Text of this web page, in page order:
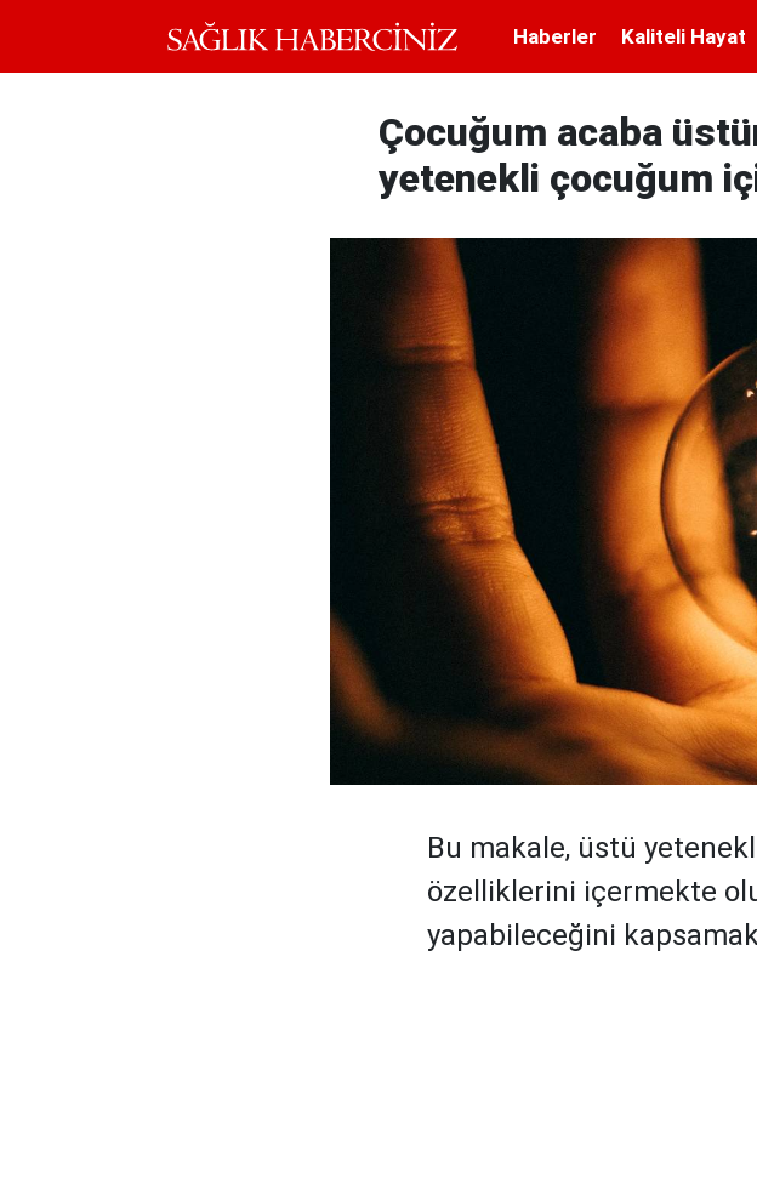
Haberler Kaliteli Hayat
Çocuğum acaba
yetenekli çocuğum
Bu makale, üstü
özelliklerini içermekte
yapabileceğini